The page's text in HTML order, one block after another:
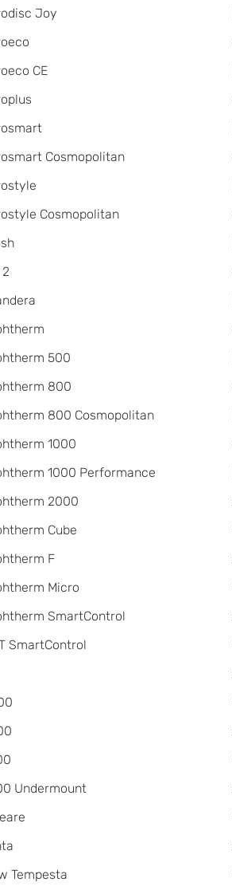
Joy
CE
Cosmopolitan
Cosmopolitan
2
500
800
800 Cosmopolitan
1000
1000 Performance
2000
Cube
F
Micro
SmartControl
SmartControl
Undermount
Tempesta